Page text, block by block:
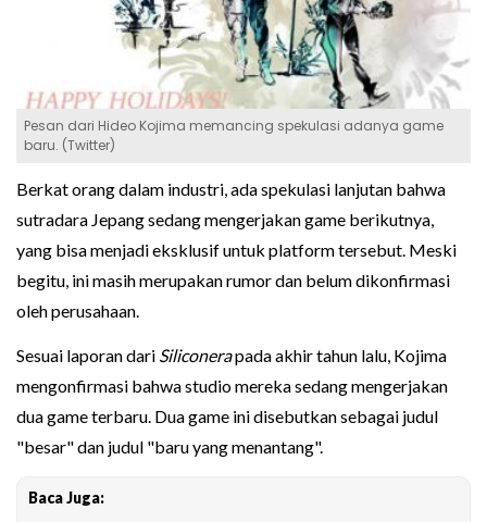
Pesan dari Hideo Kojima memancing spekulasi adanya game
baru. (Twitter)
Berkat orang dalam industri, ada spekulasi lanjutan bahwa
sutradara Jepang sedang mengerjakan game berikutnya,
yang bisa menjadi eksklusif untuk platform tersebut. Meski
begitu, ini masih merupakan rumor dan belum dikonfirmasi
oleh perusahaan.
Sesuai laporan dari Siliconerapada akhir tahun lalu, Kojima
mengonfirmasi bahwa studio mereka sedang mengerjakan
dua game terbaru. Dua game ini disebutkan sebagai judul
"besar" dan judul "baru yang menantang".
Baca Juga: